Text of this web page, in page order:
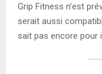
Grip Fitness n’est
serait aussi
sait pas encore pour